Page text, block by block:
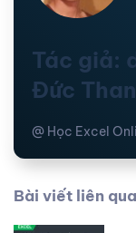
Tác giả:
Đức
@ Học Excel
Bài viết liên